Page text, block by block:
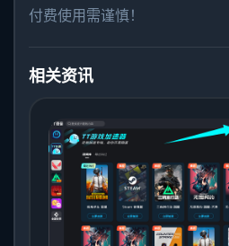
付费使用需谨慎！
相关资讯